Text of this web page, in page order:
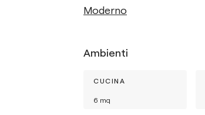
Moderno
Ambienti
CUCINA
6 mq